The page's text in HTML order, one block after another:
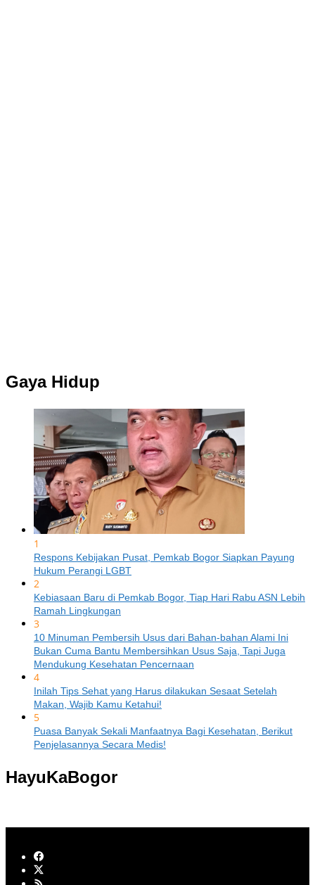
Gaya Hidup
1
Respons Kebijakan Pusat, Pemkab Bogor Siapkan Payung
Hukum Perangi LGBT
2
Kebiasaan Baru di Pemkab Bogor, Tiap Hari Rabu ASN Lebih
Ramah Lingkungan
3
10 Minuman Pembersih Usus dari Bahan-bahan Alami Ini
Bukan Cuma Bantu Membersihkan Usus Saja, Tapi Juga
Mendukung Kesehatan Pencernaan
4
Inilah Tips Sehat yang Harus dilakukan Sesaat Setelah
Makan, Wajib Kamu Ketahui!
5
Puasa Banyak Sekali Manfaatnya Bagi Kesehatan, Berikut
Penjelasannya Secara Medis!
HayuKaBogor